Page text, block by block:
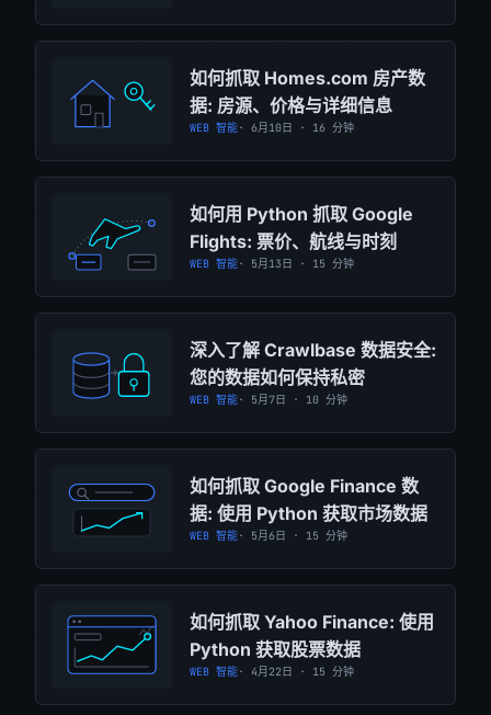
如何抓取 Homes.com 房产数
据: 房源、价格与详细信息
WEB 智能· 6月10日 · 16 分钟
如何用 Python 抓取 Google
Flights: 票价、航线与时刻
WEB 智能· 5月13日 · 15 分钟
深入了解 Crawlbase 数据安全:
您的数据如何保持私密
WEB 智能· 5月7日 · 10 分钟
如何抓取 Google Finance 数
据: 使用 Python 获取市场数据
WEB 智能· 5月6日 · 15 分钟
如何抓取 Yahoo Finance: 使用
Python 获取股票数据
WEB 智能· 4月22日 · 15 分钟